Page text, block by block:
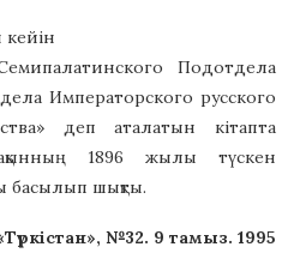
Подот­дела
Императорского русского
деп аталатын кітапта
1896 жылы түскен
басылып шықты.
№32. 9 тамыз. 1995